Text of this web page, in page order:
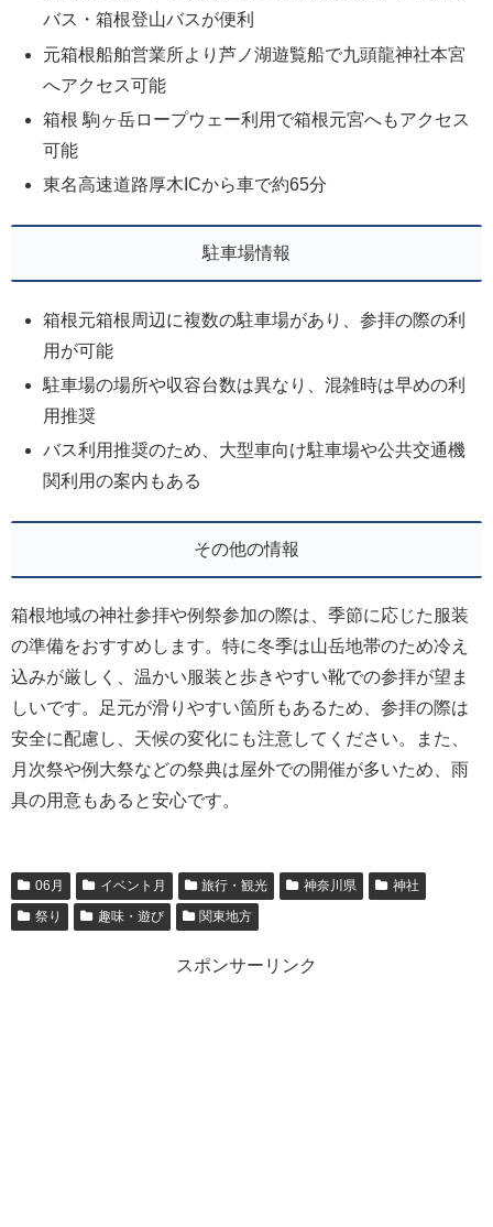
バス・箱根登山バスが便利
元箱根船舶営業所より芦ノ湖遊覧船で九頭龍神社本宮
へアクセス可能
箱根 駒ヶ岳ロープウェー利用で箱根元宮へもアクセス
可能
東名高速道路厚木ICから車で約65分
駐車場情報
箱根元箱根周辺に複数の駐車場があり、参拝の際の利
用が可能
駐車場の場所や収容台数は異なり、混雑時は早めの利
用推奨
バス利用推奨のため、大型車向け駐車場や公共交通機
関利用の案内もある
その他の情報
箱根地域の神社参拝や例祭参加の際は、季節に応じた服装
の準備をおすすめします。特に冬季は山岳地帯のため冷え
込みが厳しく、温かい服装と歩きやすい靴での参拝が望ま
しいです。足元が滑りやすい箇所もあるため、参拝の際は
安全に配慮し、天候の変化にも注意してください。また、
月次祭や例大祭などの祭典は屋外での開催が多いため、雨
具の用意もあると安心です。
06月 イベント月 旅行・観光 神奈川県
神社
祭り
趣味・遊び 関東地方
スポンサーリンク